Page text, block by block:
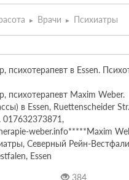
Врачи Психиатры
психотерапевт в Essen.
психотерапевт Maxim Weber.
в Essen, Ruettenscheider
017632373871,
weber.info*****Maxim
Северный Рейн-
Essen
384